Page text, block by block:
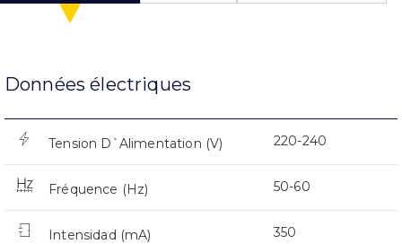
Données électriques
Tension D`Alimentation (V) 220-240
Fréquence (Hz) 50-60
Intensidad (mA) 350